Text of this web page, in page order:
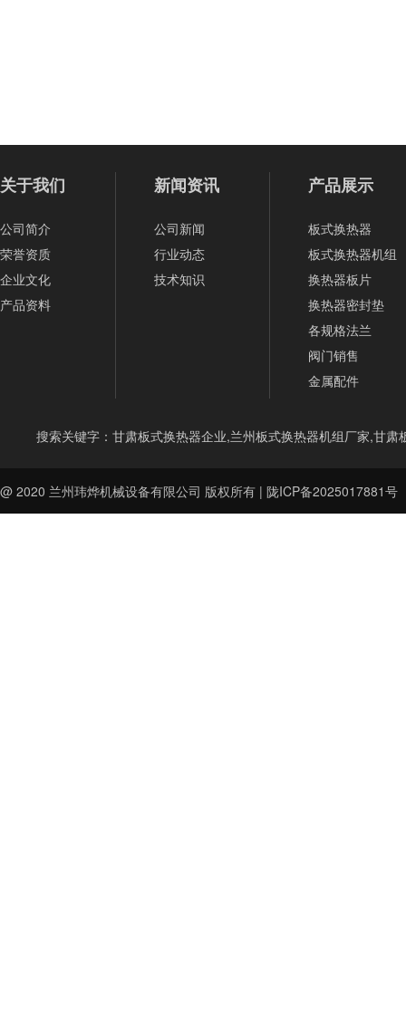
关于我们
公司简介
荣誉资质
企业文化
产品资料
新闻资讯
公司新闻
行业动态
技术知识
产品展示
板式换热器
板式换热器机组
换热器板片
换热器密封垫
各规格法兰
阀门销售
金属配件
搜索关键字：甘肃板式换热器企业,兰州板式换热器机组厂家,甘
@ 2020 兰州玮烨机械设备有限公司 版权所有 | 陇ICP备2025017881号